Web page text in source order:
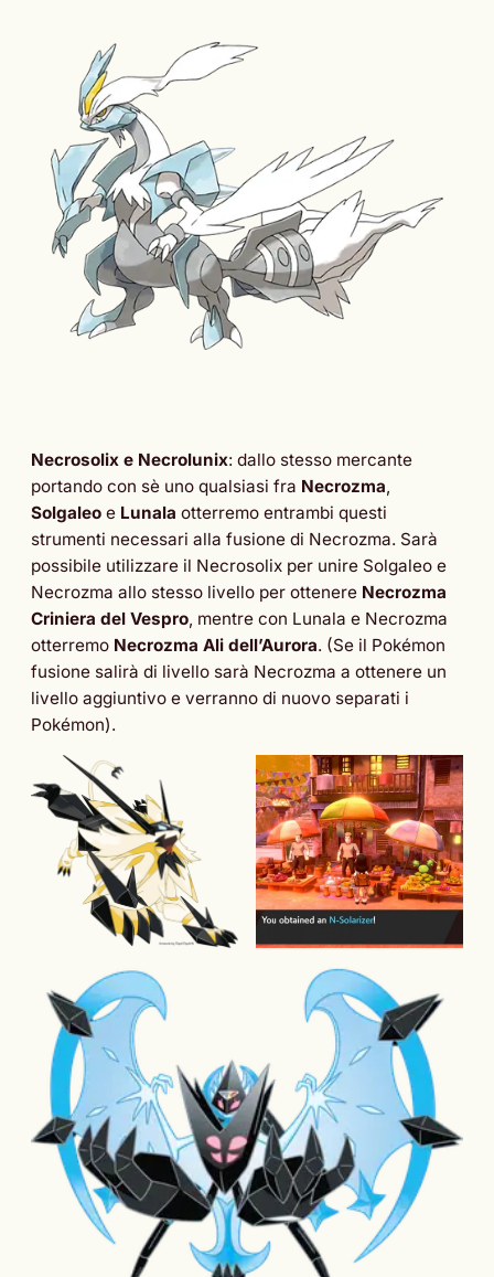
Necrosolix e Necrolunix: dallo stesso mercante
portando con sè uno qualsiasi fra Necrozma,
Solgaleo e Lunala otterremo entrambi questi
strumenti necessari alla fusione di Necrozma. Sarà
possibile utilizzare il Necrosolix per unire Solgaleo e
Necrozma allo stesso livello per ottenere Necrozma
Criniera del Vespro, mentre con Lunala e Necrozma
otterremo Necrozma Ali dell’Aurora. (Se il Pokémon
fusione salirà di livello sarà Necrozma a ottenere un
livello aggiuntivo e verranno di nuovo separati i
Pokémon).